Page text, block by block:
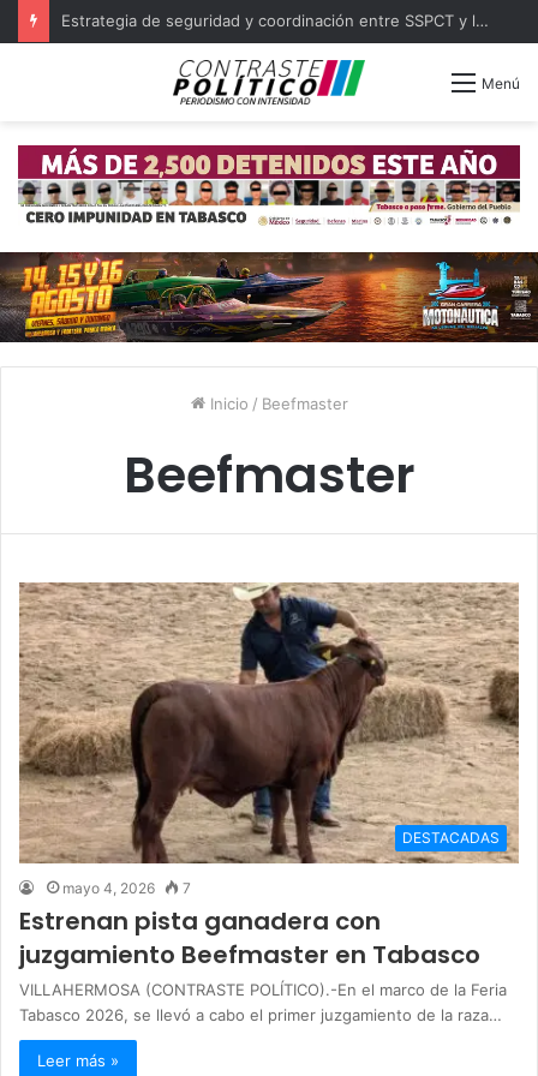
Estrategia de seguridad y coordinación entre SSPCT y las 16 policías municipales de Tabasco
Menú
Inicio / Beefmaster
Beefmaster
DESTACADAS
mayo 4, 2026 7
Estrenan pista ganadera con
juzgamiento Beefmaster en Tabasco
VILLAHERMOSA (CONTRASTE POLÍTICO).-En el marco de la Feria
Tabasco 2026, se llevó a cabo el primer juzgamiento de la raza…
Leer más »